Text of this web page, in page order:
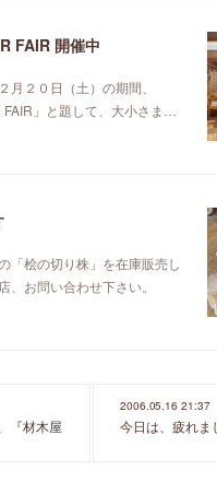
FAIR 開催中
月２０日（土）の期間、
FAIR」と題して、大小さま…
「桧の切り株」を在庫販売し
、お問い合わせ下さい。
『材木屋
2006.05.16 21:37
今日は、疲れま